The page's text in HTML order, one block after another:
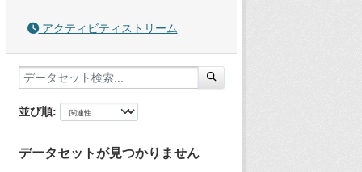
アクティビティストリーム
並び順
データセットが見つかりません